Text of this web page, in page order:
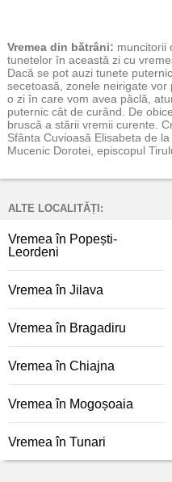
Vremea din bătrâni: muncitorii
tunetelor în această zi cu
Dacă se pot auzi tunete
secetoasă, zonele neirigate
o zi în care vom avea pâclă,
puternic cât de curând. De
bruscă a stării vremii curente.
Sfânta Cuvioasă Elisabeta de
Mucenic Dorotei, episcopul
ALTE LOCALITĂȚI:
Vremea în Popești-
Leordeni
Vremea în Jilava
Vremea în Bragadiru
Vremea în Chiajna
Vremea în Mogoșoaia
Vremea în Tunari